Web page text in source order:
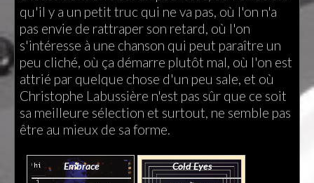
qu'il y a un petit truc qui ne va pas, où l'on n'a
pas envie de rattraper son retard, où l'on
s'intéresse à une chanson qui peut paraître un
peu cliché, où ça démarre plutôt mal, où l'on est
attrié par quelque chose d'un peu sale, et où
Christophe Labussière n'est pas sûr que ce soit
sa meilleure sélection et surtout, ne semble pas
être au mieux de sa forme.
Embrace
Cold Eyes